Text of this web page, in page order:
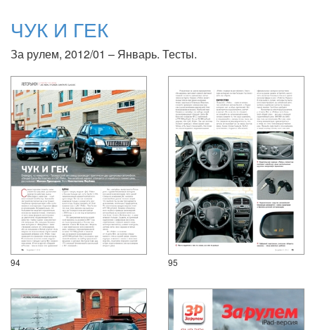
ЧУК И ГЕК
За рулем, 2012/01 – Январь. Тесты.
94 95